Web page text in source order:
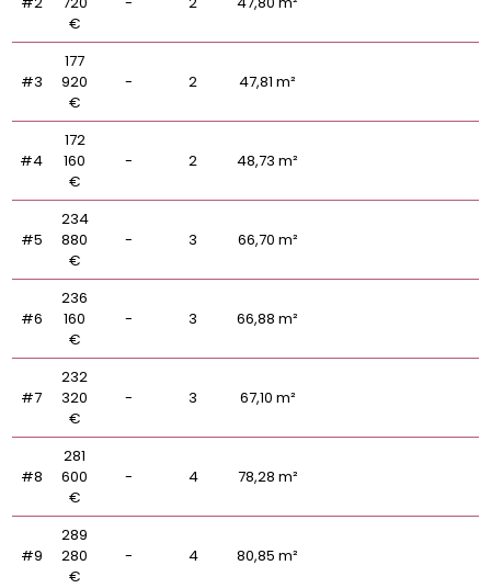
€
#3
177
920
€
- 2 47,81 m²
#4
172
160
€
- 2 48,73 m²
#5
234
880
€
- 3 66,70 m²
#6
236
160
€
- 3 66,88 m²
#7
232
320
€
- 3 67,10 m²
#8
281
600
€
- 4 78,28 m²
#9
289
280
€
- 4 80,85 m²